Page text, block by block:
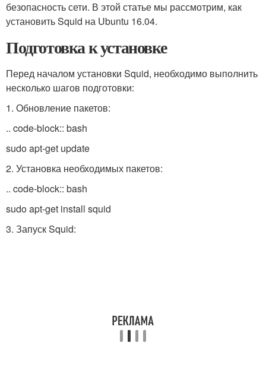
безопасность сети. В этой статье мы рассмотрим, как
установить Squid на Ubuntu 16.04.
Подготовка к установке
Перед началом установки Squid, необходимо выполнить
несколько шагов подготовки:
1. Обновление пакетов:
.. code-block:: bash
sudo apt-get update
2. Установка необходимых пакетов:
.. code-block:: bash
sudo apt-get install squid
3. Запуск Squid: